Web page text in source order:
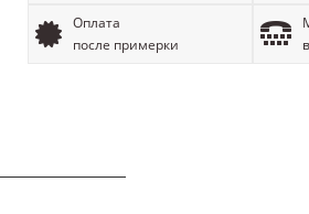
Оплата
после примерки